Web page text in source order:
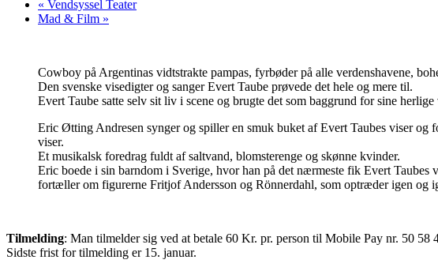
« Vendsyssel Teater
Mad & Film »
Cowboy på Argentinas vidtstrakte pampas, fyrbøder på alle verdenshavene,
Den svenske visedigter og sanger Evert Taube prøvede det hele og mere til.
Evert Taube satte selv sit liv i scene og brugte det som baggrund for sine
Eric Øtting Andresen synger og spiller en smuk buket af Evert Taubes viser
viser.
Et musikalsk foredrag fuldt af saltvand, blomsterenge og skønne kvinder.
Eric boede i sin barndom i Sverige, hvor han på det nærmeste fik Evert
fortæller om figurerne Fritjof Andersson og Rönnerdahl, som optræder igen og
Tilmelding: Man tilmelder sig ved at betale 60 Kr. pr. person til Mobile Pay nr. 50 58
Sidste frist for tilmelding er 15. januar.